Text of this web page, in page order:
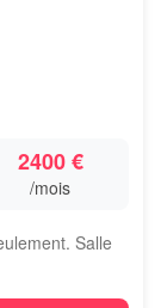
2400 €
/mois
Salle